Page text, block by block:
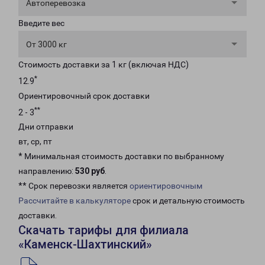
Автоперевозка
Введите вес
От 3000 кг
Стоимость доставки за 1 кг (включая НДС)
12.9*
Ориентировочный срок доставки
2 - 3**
Дни отправки
вт, ср, пт
* Минимальная стоимость доставки по выбранному
направлению: 530 руб.
** Срок перевозки является ориентировочным
Рассчитайте в калькуляторесрок и детальную стоимость
доставки.
Скачать тарифы для филиала
«Каменск-Шахтинский»